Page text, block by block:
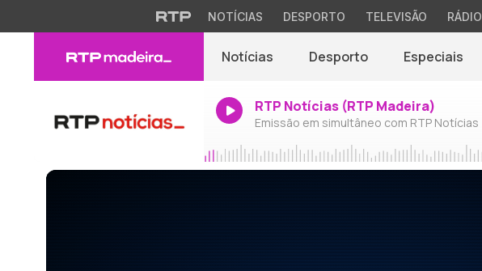
NOTÍCIAS DESPORTO TELEVISÃO RÁDIO
Notícias Desporto Especiais
RTP Notícias (RTP Madeira)
Emissão em simultâneo com RTP Notícias